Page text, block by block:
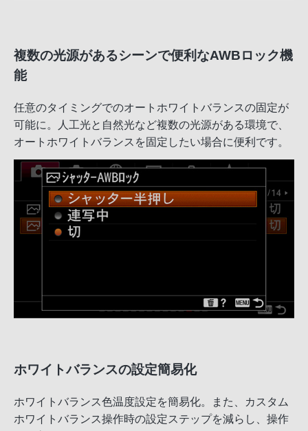
複数の光源があるシーンで便利なAWBロック機
能
任意のタイミングでのオートホワイトバランスの固定が
可能に。人工光と自然光など複数の光源がある環境で、
オートホワイトバランスを固定したい場合に便利です。
ホワイトバランスの設定簡易化
ホワイトバランス色温度設定を簡易化。また、カスタム
ホワイトバランス操作時の設定ステップを減らし、操作